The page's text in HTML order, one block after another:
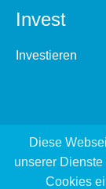
Invest
Investieren
Diese
unserer
Cookies